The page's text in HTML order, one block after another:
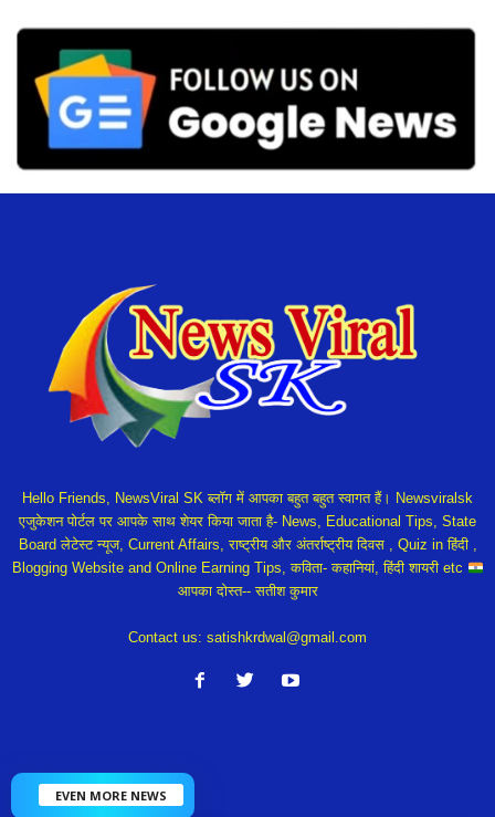
Hello Friends, NewsViral SK ब्लॉग में आपका बहुत बहुत स्वागत हैं। Newsviralsk
एजुकेशन पोर्टल पर आपके साथ शेयर किया जाता है- News, Educational Tips, State
Board लेटेस्ट न्यूज, Current Affairs, राष्ट्रीय और अंतर्राष्ट्रीय दिवस , Quiz in हिंदी ,
Blogging Website and Online Earning Tips, कविता- कहानियां, हिंदी शायरी etc
आपका दोस्त-- सतीश कुमार
Contact us: satishkrdwal@gmail.com
EVEN MORE NEWS